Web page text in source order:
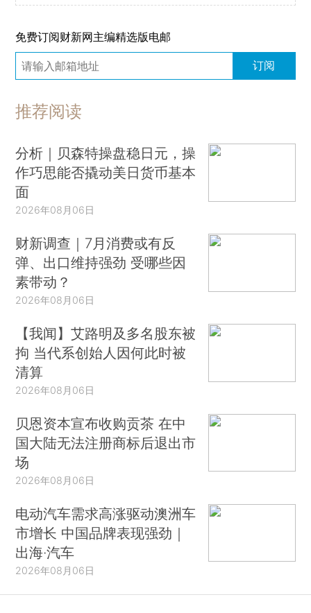
免费订阅财新网主编精选版电邮
订阅
推荐阅读
分析｜贝森特操盘稳日元，操
作巧思能否撬动美日货币基本
面
2026年08月06日
财新调查｜7月消费或有反
弹、出口维持强劲 受哪些因
素带动？
2026年08月06日
【我闻】艾路明及多名股东被
拘 当代系创始人因何此时被
清算
2026年08月06日
贝恩资本宣布收购贡茶 在中
国大陆无法注册商标后退出市
场
2026年08月06日
电动汽车需求高涨驱动澳洲车
市增长 中国品牌表现强劲｜
出海·汽车
2026年08月06日